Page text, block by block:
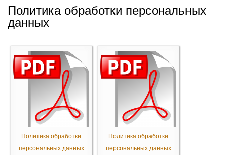
Политика обработки персональных
данных
Политика обработки
персональных данных
Политика обработки
персональных данных